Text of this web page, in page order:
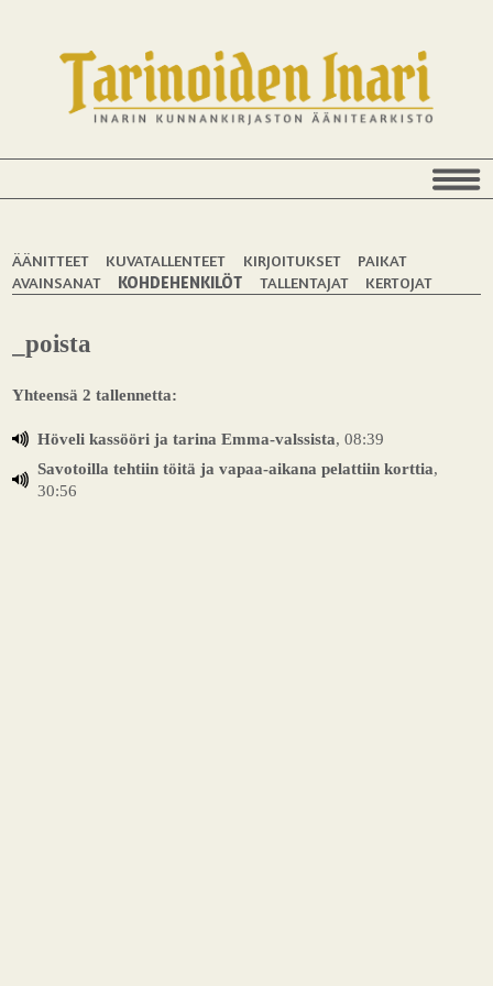
ÄÄNITTEET KUVATALLENTEET KIRJOITUKSET
PAIKAT
AVAINSANAT
KOHDEHENKILÖT TALLENTAJAT KERTOJAT
_poista
Yhteensä 2 tallennetta:
Höveli kassööri ja tarina Emma-valssista, 08:39
Savotoilla tehtiin töitä ja vapaa-aikana pelattiin korttia,
30:56